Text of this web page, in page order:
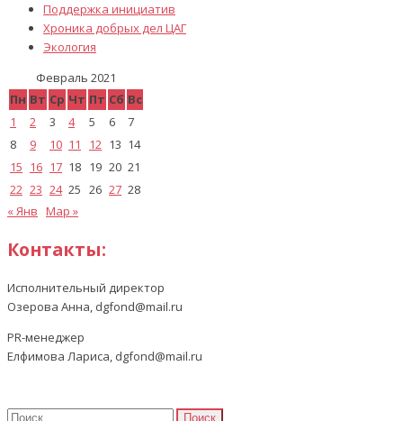
Поддержка инициатив
Хроника добрых дел ЦАГ
Экология
Февраль 2021
Пн Вт Ср Чт Пт Сб Вс
1
2 3 4 5 6
7
8
9 10 11 12 13 14
15 16 17 18 19 20 21
22 23 24 25 26 27 28
« Янв Мар »
Контакты:
Исполнительный директор
Озерова Анна, dgfond@mail.ru
PR-менеджер
Елфимова Лариса, dgfond@mail.ru
Найти: